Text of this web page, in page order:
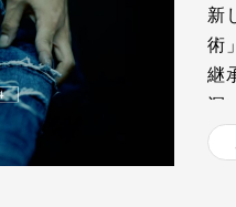
新
術
継
深
井